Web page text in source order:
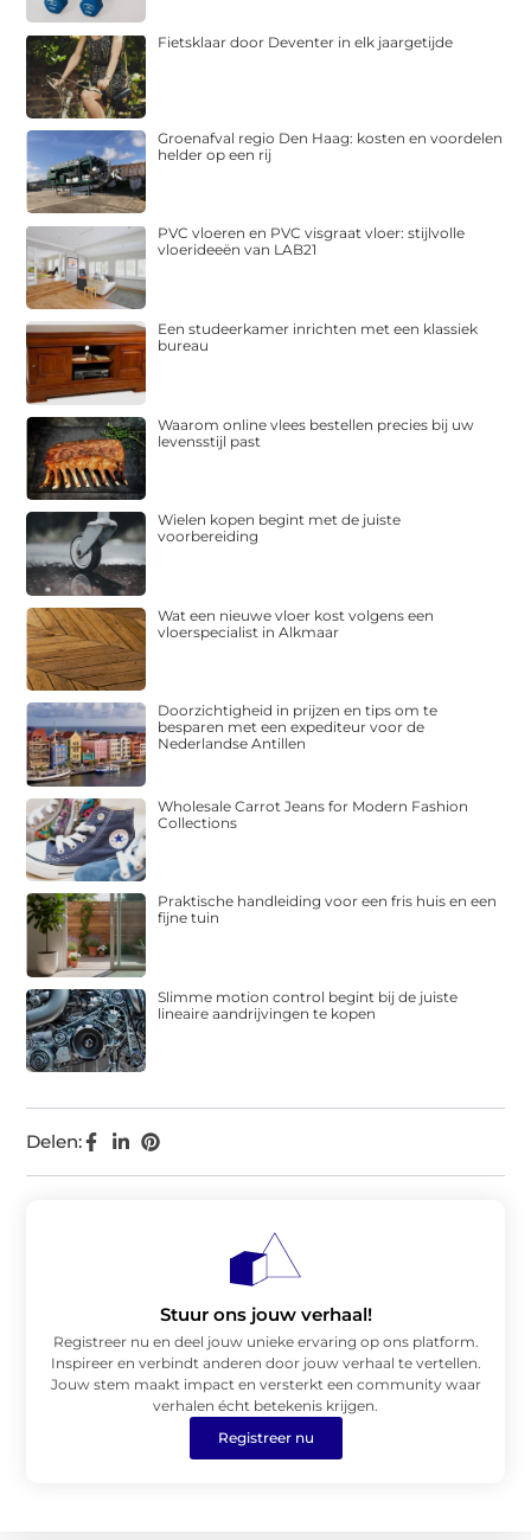
Delen:
Fietsklaar door Deventer in elk jaargetijde
Groenafval regio Den Haag: kosten en voordelen
helder op een rij
PVC vloeren en PVC visgraat vloer: stijlvolle
vloerideeën van LAB21
Een studeerkamer inrichten met een klassiek
bureau
Waarom online vlees bestellen precies bij uw
levensstijl past
Wielen kopen begint met de juiste
voorbereiding
Wat een nieuwe vloer kost volgens een
vloerspecialist in Alkmaar
Doorzichtigheid in prijzen en tips om te
besparen met een expediteur voor de
Nederlandse Antillen
Wholesale Carrot Jeans for Modern Fashion
Collections
Praktische handleiding voor een fris huis en een
fijne tuin
Slimme motion control begint bij de juiste
lineaire aandrijvingen te kopen
Stuur ons jouw verhaal!
Registreer nu en deel jouw unieke ervaring op ons platform.
Inspireer en verbindt anderen door jouw verhaal te vertellen.
Jouw stem maakt impact en versterkt een community waar
verhalen écht betekenis krijgen.
Registreer nu